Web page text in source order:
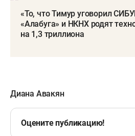
«То, что Тимур уговорил
«Алабуга» и НКНХ родят
на 1,3 триллиона
Диана Авакян
Оцените публикацию!